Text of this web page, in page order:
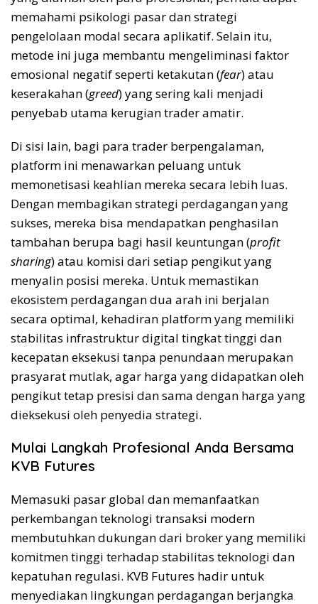
memahami psikologi pasar dan strategi
pengelolaan modal secara aplikatif. Selain itu,
metode ini juga membantu mengeliminasi faktor
emosional negatif seperti ketakutan (fear) atau
keserakahan (greed) yang sering kali menjadi
penyebab utama kerugian trader amatir.
Di sisi lain, bagi para trader berpengalaman,
platform ini menawarkan peluang untuk
memonetisasi keahlian mereka secara lebih luas.
Dengan membagikan strategi perdagangan yang
sukses, mereka bisa mendapatkan penghasilan
tambahan berupa bagi hasil keuntungan (profit
sharing) atau komisi dari setiap pengikut yang
menyalin posisi mereka. Untuk memastikan
ekosistem perdagangan dua arah ini berjalan
secara optimal, kehadiran platform yang memiliki
stabilitas infrastruktur digital tingkat tinggi dan
kecepatan eksekusi tanpa penundaan merupakan
prasyarat mutlak, agar harga yang didapatkan oleh
pengikut tetap presisi dan sama dengan harga yang
dieksekusi oleh penyedia strategi.
Mulai Langkah Profesional Anda Bersama
KVB Futures
Memasuki pasar global dan memanfaatkan
perkembangan teknologi transaksi modern
membutuhkan dukungan dari broker yang memiliki
komitmen tinggi terhadap stabilitas teknologi dan
kepatuhan regulasi. KVB Futures hadir untuk
menyediakan lingkungan perdagangan berjangka